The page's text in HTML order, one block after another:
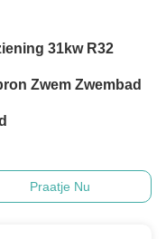
31kw R32
Zwem Zwembad
Praatje Nu